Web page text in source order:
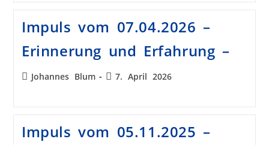
Impuls vom 07.04.2026 –
Erinnerung und Erfahrung –
Johannes Blum 7. April 2026
Impuls vom 05.11.2025 –